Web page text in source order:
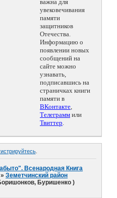
важна для
увековечивания
памяти
защитников
Отечества.
Информацию о
появлении новых
сообщений на
сайте можно
узнавать,
подписавшись на
страничках книги
памяти в
ВКонтакте,
Телеграмм или
Твиттер.
.
Всенародная Книга
»Земетчинский район
Буришенко )